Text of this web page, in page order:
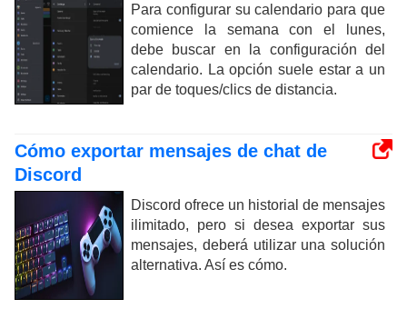
Para configurar su calendario para que
comience la semana con el lunes,
debe buscar en la configuración del
calendario. La opción suele estar a un
par de toques/clics de distancia.
Cómo exportar mensajes de chat de
Discord
Discord ofrece un historial de mensajes
ilimitado, pero si desea exportar sus
mensajes, deberá utilizar una solución
alternativa. Así es cómo.